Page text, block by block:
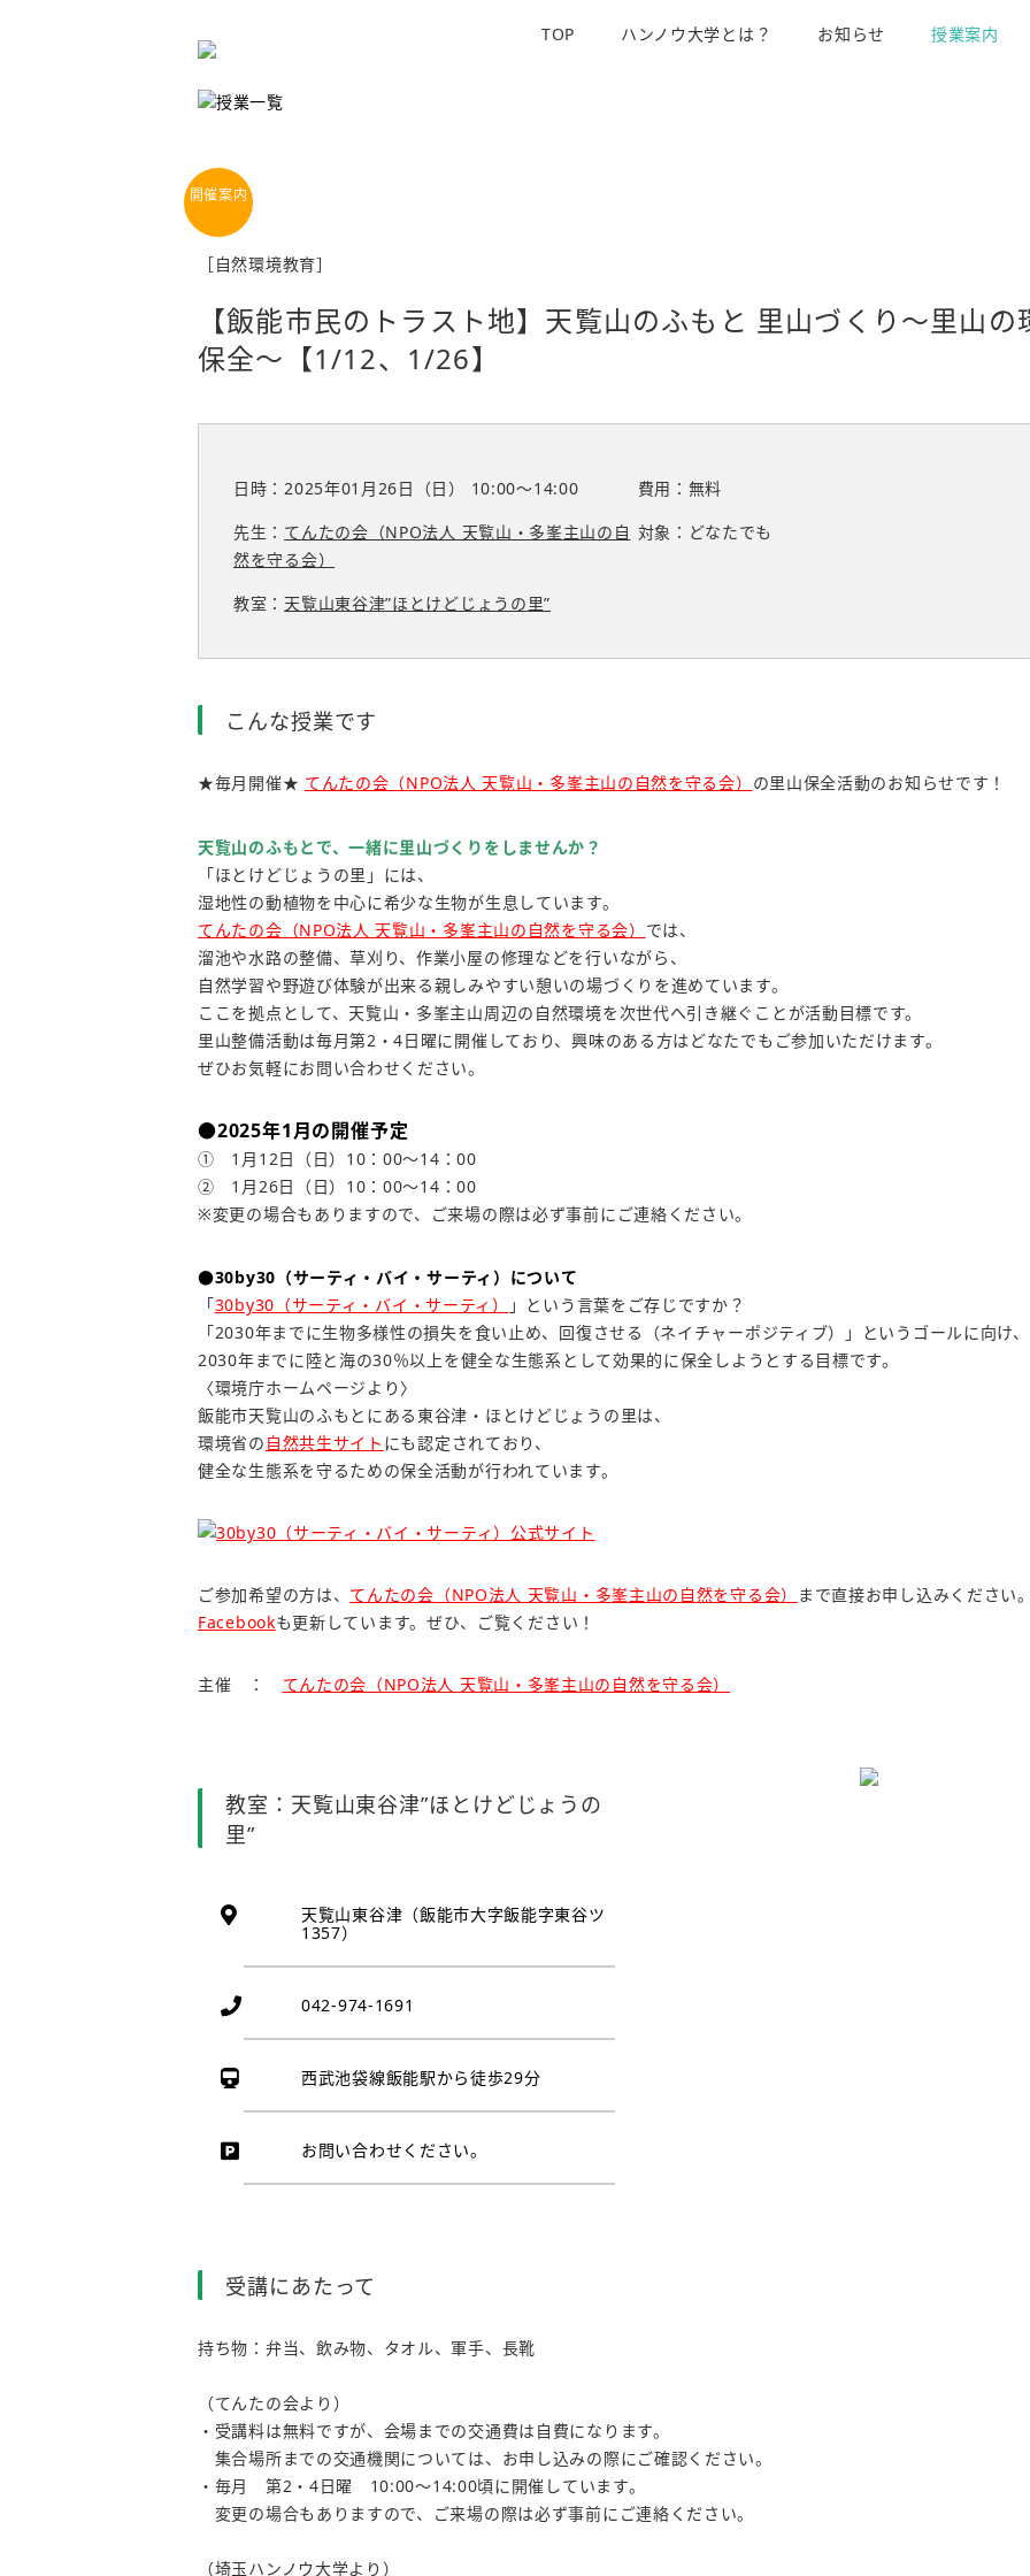
TOP ハンノウ大学とは？ お知らせ 授業案内
［自然環境教育］
【飯能市民のトラスト地】天覧山のふもと 里山づくり～里山の
保全～【1/12、1/26】
日時：2025年01月26日（日） 10:00〜14:00
先生： てんたの会（NPO法人 天覧山・多峯主山の自
然を守る会）
教室：天覧山東谷津”ほとけどじょうの里”
費用：無料
対象：どなたでも
こんな授業です
★毎月開催★ てんたの会（NPO法人 天覧山・多峯主山の自然を守る会） の里山保全活動のお知らせです！
天覧山のふもとで、一緒に里山づくりをしませんか？
「ほとけどじょうの里」には、
湿地性の動植物を中心に希少な生物が生息しています。
てんたの会（NPO法人 天覧山・多峯主山の自然を守る会） では、
溜池や水路の整備、草刈り、作業小屋の修理などを行いながら、
自然学習や野遊び体験が出来る親しみやすい憩いの場づくりを進めています。
ここを拠点として、天覧山・多峯主山周辺の自然環境を次世代へ引き継ぐことが活動目標です。
里山整備活動は毎月第2・4日曜に開催しており、興味のある方はどなたでもご参加いただけます。
ぜひお気軽にお問い合わせください。
●2025年1月の開催予定
① 1月12日（日）10：00～14：00
② 1月26日（日）10：00～14：00
※変更の場合もありますので、ご来場の際は必ず事前にご連絡ください。
●30by30（サーティ・バイ・サーティ）について
「30by30（サーティ・バイ・サーティ）
」という言葉をご存じですか？
「2030年までに生物多様性の損失を食い止め、回復させる（ネイチャーポジティブ）」というゴールに向け、
2030年までに陸と海の30％以上を健全な生態系として効果的に保全しようとする目標です。
〈環境庁ホームページより〉
飯能市天覧山のふもとにある東谷津・ほとけどじょうの里は、
環境省の 自然共生サイト にも認定されており、
健全な生態系を守るための保全活動が行われています。
ご参加希望の方は、 てんたの会（NPO法人 天覧山・多峯主山の自然を守る会）
まで直接お申し込みください。
Facebookも更新しています。ぜひ、ご覧ください！
主催 ： てんたの会（NPO法人 天覧山・多峯主山の自然を守る会）
教室：天覧山東谷津”ほとけどじょうの
里”
天覧山東谷津（飯能市大字飯能字東谷ツ
1357）
042-974-1691
西武池袋線飯能駅から徒歩29分
お問い合わせください。
受講にあたって
持ち物：弁当、飲み物、タオル、軍手、長靴
（てんたの会より）
・受講料は無料ですが、会場までの交通費は自費になります。
集合場所までの交通機関については、お申し込みの際にご確認ください。
・毎月 第2・4日曜 10:00～14:00頃に開催しています。
変更の場合もありますので、ご来場の際は必ず事前にご連絡ください。
（埼玉ハンノウ大学より）